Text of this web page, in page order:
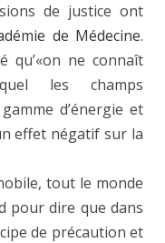
de justice ont
de Médecine.
qu’«on ne connaît
les champs
d’énergie et
effet négatif sur la
tout le monde
pour dire que dans
de précaution et